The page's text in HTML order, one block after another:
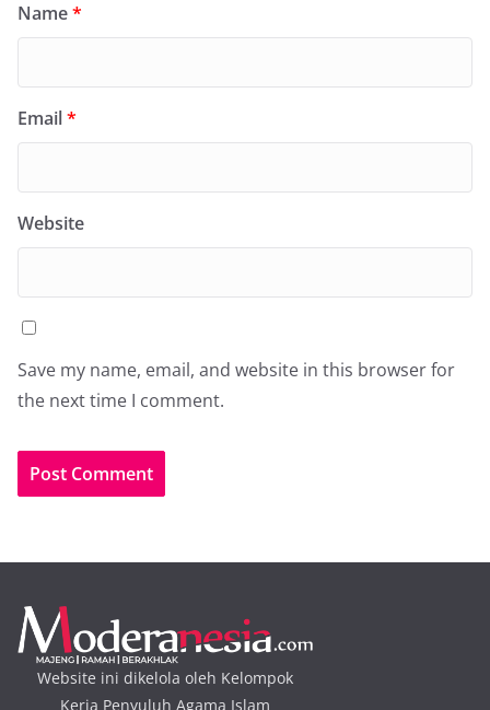
Name*
Email*
Website
Save my name, email, and website in this browser for
the next time I comment.
Website ini dikelola oleh Kelompok
Kerja Penyuluh Agama Islam